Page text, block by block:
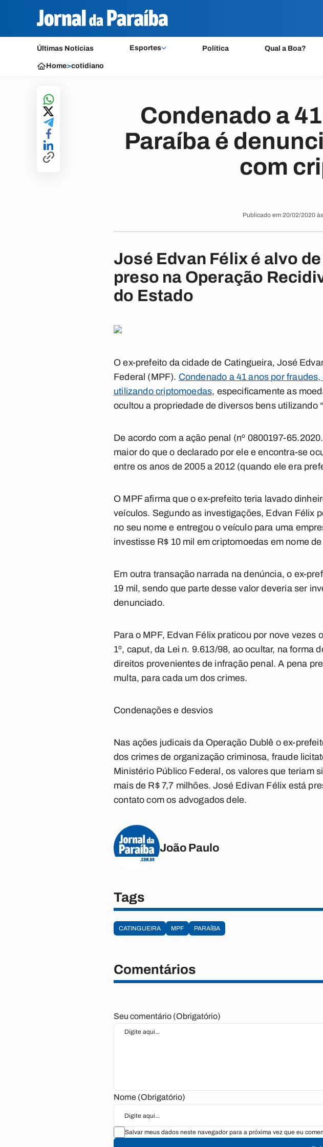
Últimas Notícias Esportes Política Qual a Boa?
Home>cotidiano
Condenado a
Paraíba é
com
Publicado em 20/02/2020
José Edvan Félix é alvo
preso na Operação
do Estado
O ex-prefeito da cidade de Catingueira, José
Federal (MPF). Condenado a 41 anos por
utilizando criptomoedas, especificamente as
ocultou a propriedade de diversos bens utilizando
De acordo com a ação penal (nº 0800197-
maior do que o declarado por ele e encontra-se
entre os anos de 2005 a 2012 (quando ele era
O MPF afirma que o ex-prefeito teria lavado
veículos. Segundo as investigações, Edvan Félix
no seu nome e entregou o veículo para uma
investisse R$ 10 mil em criptomoedas em nome
Em outra transação narrada na denúncia, o ex-
19 mil, sendo que parte desse valor deveria ser
denunciado.
Para o MPF, Edvan Félix praticou por nove
1º, caput, da Lei n. 9.613/98, ao ocultar, na forma
direitos provenientes de infração penal. A pena
multa, para cada um dos crimes.
Condenações e desvios
Nas ações judicais da Operação Dublê o ex-
dos crimes de organização criminosa, fraude
Ministério Público Federal, os valores que teriam
mais de R$ 7,7 milhões. José Edivan Félix está
contato com os advogados dele.
João Paulo
Tags
CATINGUEIRA MPF PARAÍBA
Comentários
Seu comentário (Obrigatório)
Nome (Obrigatório)
Salvar meus dados neste navegador para a próxima vez que eu